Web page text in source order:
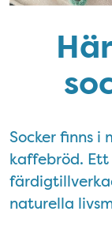
Socker finns i
kaffebröd.
naturella